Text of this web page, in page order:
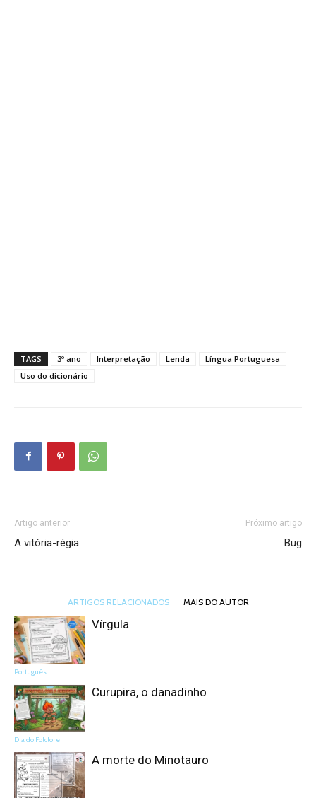
TAGS 3º ano Interpretação Lenda
Língua Portuguesa
Uso do dicionário
Artigo anterior
A vitória-régia
Próximo artigo
Bug
ARTIGOS RELACIONADOS MAIS DO AUTOR
Português
Vírgula
Dia do Folclore
Curupira, o danadinho
A morte do Minotauro